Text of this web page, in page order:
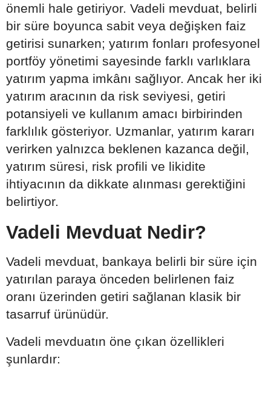
önemli hale getiriyor. Vadeli mevduat, belirli
bir süre boyunca sabit veya değişken faiz
getirisi sunarken; yatırım fonları profesyonel
portföy yönetimi sayesinde farklı varlıklara
yatırım yapma imkânı sağlıyor. Ancak her iki
yatırım aracının da risk seviyesi, getiri
potansiyeli ve kullanım amacı birbirinden
farklılık gösteriyor. Uzmanlar, yatırım kararı
verirken yalnızca beklenen kazanca değil,
yatırım süresi, risk profili ve likidite
ihtiyacının da dikkate alınması gerektiğini
belirtiyor.
Vadeli Mevduat Nedir?
Vadeli mevduat, bankaya belirli bir süre için
yatırılan paraya önceden belirlenen faiz
oranı üzerinden getiri sağlanan klasik bir
tasarruf ürünüdür.
Vadeli mevduatın öne çıkan özellikleri
şunlardır: